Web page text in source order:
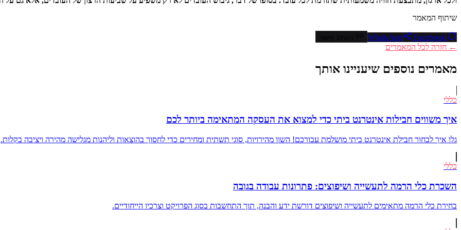
שיתוף המאמר
Facebook
← חזרה לכל המאמרים
מאמרים נוספים שיעניינו אותך
כללי
איך משווים חבילות אינטרנט ביתי כדי למצוא את העסקה המתאימה ביותר לכם
גלו איך לבחור חבילת אינטרנט ביתי מושלמת עבורכם! השוו מהירויות, סוגי תשתית ומחירים כדי לחסוך בהוצאות וליהנות מגלישה מהירה ויציבה בקלות.
כללי
השכרת כלי הרמה לתעשייה ושיפוצים: פתרונות עבודה בגובה
בחירת כלי הרמה מתאימים לתעשייה ושיפוצים דורשת ידע והבנה, תוך התחשבות בסוג הפרויקט וצרכיו הייחודיים.